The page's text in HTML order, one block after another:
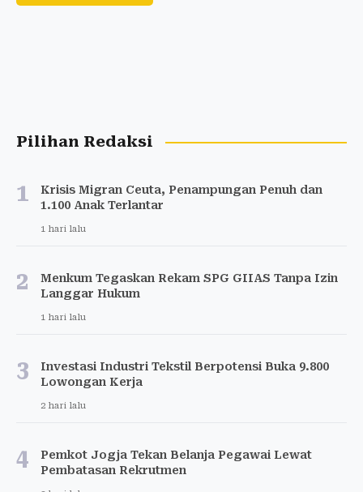
Pilihan Redaksi
1
Krisis Migran Ceuta, Penampungan Penuh dan
1.100 Anak Terlantar
1 hari lalu
2
Menkum Tegaskan Rekam SPG GIIAS Tanpa Izin
Langgar Hukum
1 hari lalu
3
Investasi Industri Tekstil Berpotensi Buka 9.800
Lowongan Kerja
2 hari lalu
4
Pemkot Jogja Tekan Belanja Pegawai Lewat
Pembatasan Rekrutmen